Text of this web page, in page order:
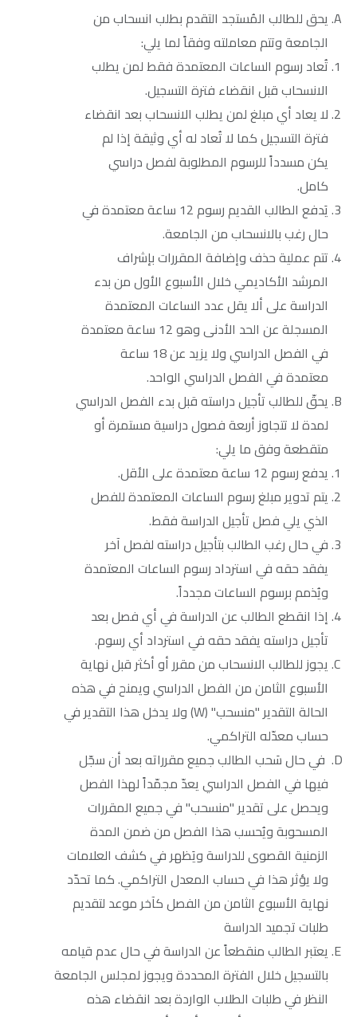
يحق للطالب المُستجد التقدم بطلب انسحاب من
الجامعة وتتم معاملته وفقاً لما يلي:
تُعاد رسوم الساعات المعتمدة فقط لمن يطلب
الانسحاب قبل انقضاء فترة التسجيل.
لا يعاد أي مبلغ لمن يطلب الانسحاب بعد انقضاء
فترة التسجيل كما لا تُعاد له أي وثيقة إذا لم
يكن مسدداً للرسوم المطلوبة لفصل دراسي
كامل.
يَدفع الطالب القديم رسوم 12 ساعة معتمدة في
حال رغب بالانسحاب من الجامعة.
تتم عملية حذف وإضافة المقررات بإشراف
المرشد الأكاديمي خلال الأسبوع الأول من بدء
الدراسة على ألا يقل عدد الساعات المعتمدة
المسجلة عن الحد الأدنى وهو 12 ساعة معتمدة
في الفصل الدراسي ولا يزيد عن 18 ساعة
معتمدة في الفصل الدراسي الواحد.
يحقّ للطالب تأجيل دراسته قبل بدء الفصل الدراسي
لمدة لا تتجاوز أربعة فصول دراسية مستمرة أو
متقطعة وفق ما يلي:
يدفع رسوم 12 ساعة معتمدة على الأقل.
يتم تدوير مبلغ رسوم الساعات المعتمدة للفصل
الذي يلي فصل تأجيل الدراسة فقط.
في حال رغب الطالب بتأجيل دراسته لفصل آخر
يفقد حقه في استرداد رسوم الساعات المعتمدة
ويُذمم برسوم الساعات مجدداً.
إذا انقطع الطالب عن الدراسة في أي فصل بعد
تأجيل دراسته يفقد حقه في استرداد أي رسوم.
يجوز للطالب الانسحاب من مقرر أو أكثر قبل نهاية
الأسبوع الثامن من الفصل الدراسي ويمنح في هذه
الحالة التقدير "منسحب" (W) ولا يدخل هذا التقدير في
حساب معدّله التراكمي.
في حال سَحب الطالب جميع مقرراته بعد أن سجّل
فيها في الفصل الدراسي يعدّ مجمّداً لهذا الفصل
ويحصل على تقدير "منسحب" في جميع المقررات
المسحوبة ويُحسب هذا الفصل من ضمن المدة
الزمنية القصوى للدراسة ويَظهر في كشف العلامات
ولا يؤثر هذا في حساب المعدل التراكمي. كما تحدّد
نهاية الأسبوع الثامن من الفصل كآخر موعد لتقديم
طلبات تجميد الدراسة
يعتبر الطالب منقطعاً عن الدراسة في حال عدم قيامه
بالتسجيل خلال الفترة المحددة ويجوز لمجلس الجامعة
النظر في طلبات الطلاب الواردة بعد انقضاء هذه